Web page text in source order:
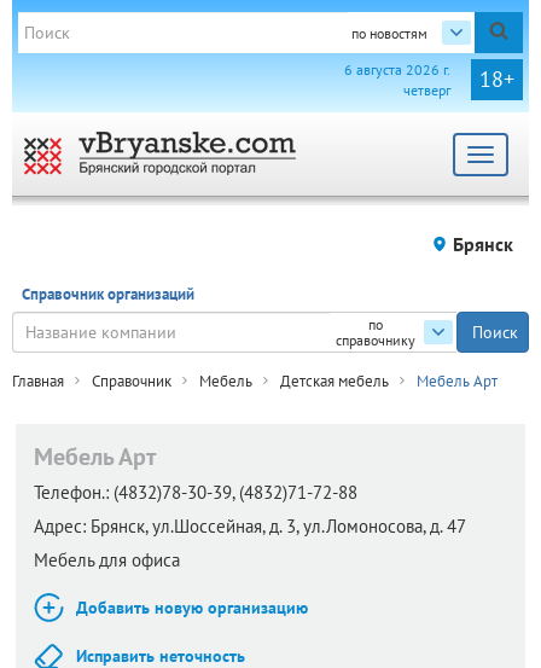
по новостям
18+
6 августа 2026 г.
четверг
Toggle
Брянск
Справочник организаций
по
справочнику
Главная Справочник Мебель Детская мебель Мебель Арт
Мебель Арт
Телефон.: (4832)78-30-39, (4832)71-72-88
Адрес: Брянск,ул.Шоссейная, д. 3, ул.Ломоносова, д. 47
Мебель для офиса
Добавить новую организацию
Исправить неточность